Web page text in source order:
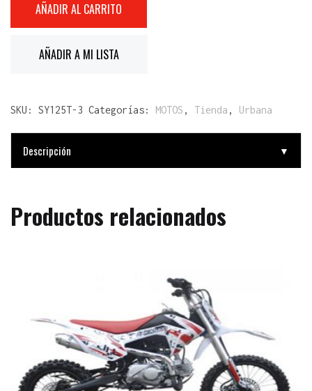
AÑADIR AL CARRITO
AÑADIR A MI LISTA
SKU: SY125T-3 Categorías: MOTOS , Tienda , Urbana
Descripción ▼
Productos relacionados